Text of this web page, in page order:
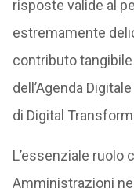
risposte valide al
estremamente
contributo
dell’Agenda
di Digital
L’essenziale ruolo
Amministrazioni